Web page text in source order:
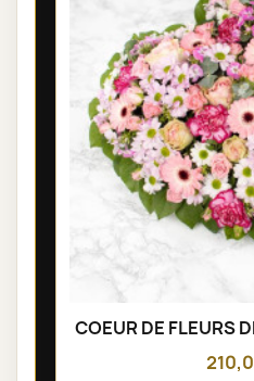
COEUR DE FLEURS